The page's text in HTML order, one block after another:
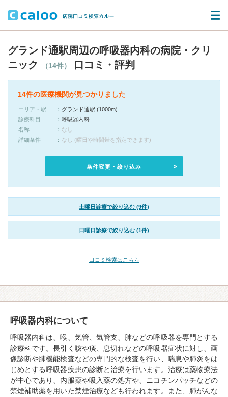
グランド通駅周辺の呼吸器内科の病院・クリ
ニック
（14件） 口コミ・評判
14件の医療機関が見つかりました
エリア・駅
グランド通駅 (1000m)
診療科目
呼吸器内科
名称
なし
詳細条件
なし (曜日や時間帯を指定できます)
条件変更・絞り込み
土曜日診療で絞り込む (9件)
日曜日診療で絞り込む (1件)
口コミ検索はこちら
呼吸器内科について
呼吸器内科は、喉、気管、気管支、肺などの呼吸器を専門とする
診療科です。長引く咳や痰、息切れなどの呼吸器症状に対し、画
像診断や肺機能検査などの専門的な検査を行い、喘息や肺炎をは
じめとする呼吸器疾患の診断と治療を行います。治療は薬物療法
が中心であり、内服薬や吸入薬の処方や、ニコチンパッチなどの
禁煙補助薬を用いた禁煙治療なども行われます。また、肺がんな